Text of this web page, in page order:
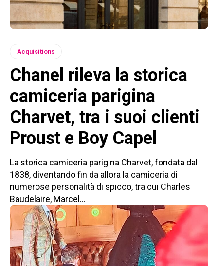
Acquisitions
Chanel rileva la storica
camiceria parigina
Charvet, tra i suoi clienti
Proust e Boy Capel
La storica camiceria parigina Charvet, fondata dal
1838, diventando fin da allora la camiceria di
numerose personalità di spicco, tra cui Charles
Baudelaire, Marcel...